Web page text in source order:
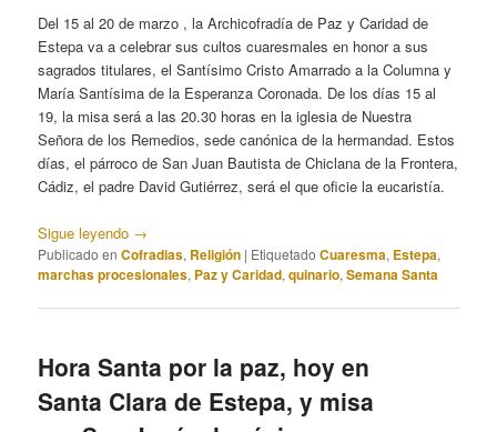
Del 15 al 20 de marzo , la Archicofradía de Paz y Caridad de
Estepa va a celebrar sus cultos cuaresmales en honor a sus
sagrados titulares, el Santísimo Cristo Amarrado a la Columna y
María Santísima de la Esperanza Coronada. De los días 15 al
19, la misa será a las 20.30 horas en la iglesia de Nuestra
Señora de los Remedios, sede canónica de la hermandad. Estos
días, el párroco de San Juan Bautista de Chiclana de la Frontera,
Cádiz, el padre David Gutiérrez, será el que oficie la eucaristía.
Sigue leyendo →
Publicado en Cofradias, Religión | Etiquetado Cuaresma, Estepa,
marchas procesionales, Paz y Caridad,quinario,Semana Santa
Hora Santa por la paz, hoy en
Santa Clara de Estepa, y misa